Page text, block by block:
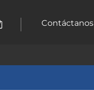
Contáctanos